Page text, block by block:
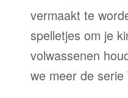
vermaakt te
spelletjes om je
volwassenen
we meer de serie